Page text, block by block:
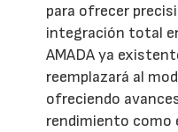
para ofrecer
integración total
AMADA ya
reemplazará al
ofreciendo
rendimiento como